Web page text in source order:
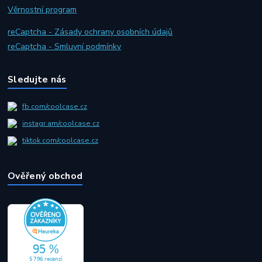
Věrnostní program
reCaptcha - Zásady ochrany osobních údajů
reCaptcha - Smluvní podmínky
Sledujte nás
fb.com/coolcase.cz
instagr.am/coolcase.cz
tiktok.com/coolcase.cz
Ověřený obchod